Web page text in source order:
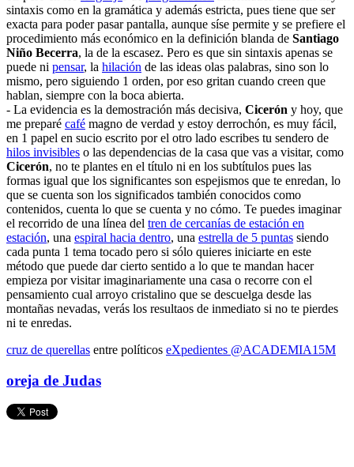
sintaxis como en la gramática y además estricta, pues tiene que ser
exacta para poder pasar pantalla, aunque síse permite y se prefiere el
procedimiento más económico en la definición blanda de Santiago
Niño Becerra, la de la escasez. Pero es que sin sintaxis apenas se
puede ni pensar, la hilación de las ideas olas palabras, sino son lo
mismo, pero siguiendo 1 orden, por eso gritan cuando creen que
hablan, siempre con la boca abierta.
- La evidencia es la demostración más decisiva, Cicerón y hoy, que
me preparé café magno de verdad y estoy derrochón, es muy fácil,
en 1 papel en sucio escrito por el otro lado escribes tu sendero de
hilos invisibles o las dependencias de la casa que vas a visitar, como
Cicerón, no te plantes en el título ni en los subtítulos pues las
formas igual que los significantes son espejismos que te enredan, lo
que se cuenta son los significados también conocidos como
contenidos, cuenta lo que se cuenta y no cómo. Te puedes imaginar
el recorrido de una línea del tren de cercanías de estación en
estación, una espiral hacia dentro, una estrella de 5 puntas siendo
cada punta 1 tema tocado pero si sólo quieres iniciarte en este
método que puede dar cierto sentido a lo que te mandan hacer
empieza por visitar imaginariamente una casa o recorre con el
pensamiento cual arroyo cristalino que se descuelga desde las
montañas nevadas, verás los resultaos de inmediato si no te pierdes
ni te enredas.
cruz de querellas entre políticos eXpedientes @ACADEMIA15M
oreja de Judas